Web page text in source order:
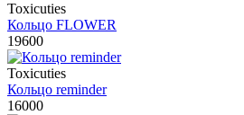
Toxicuties
Кольцо FLOWER
19600
Toxicuties
Кольцо reminder
16000